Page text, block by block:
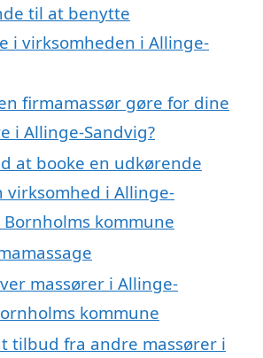
til at benytte
i virksomheden i Allinge-
firmamassør gøre for dine
i Allinge-Sandvig?
at booke en udkørende
virksomhed i Allinge-
kommune
massører i Allinge-
kommune
tilbud fra andre massører i